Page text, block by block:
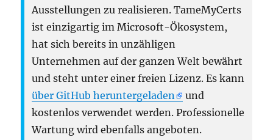
Ausstellungen zu realisieren. TameMyCerts
ist einzigartig im Microsoft-Ökosystem,
hat sich bereits in unzähligen
Unternehmen auf der ganzen Welt bewährt
und steht unter einer freien Lizenz. Es kann
über GitHub heruntergeladen
und
kostenlos verwendet werden. Professionelle
Wartung wird ebenfalls angeboten.